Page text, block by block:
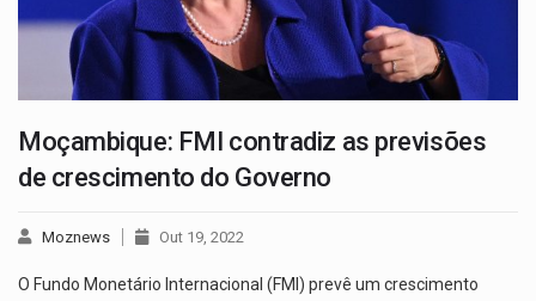
Moçambique: FMI contradiz as previsões
de crescimento do Governo
Moznews Out 19, 2022
O Fundo Monetário Internacional (FMI) prevê um crescimento